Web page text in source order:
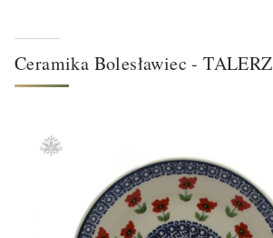
Ceramika Bolesławiec -